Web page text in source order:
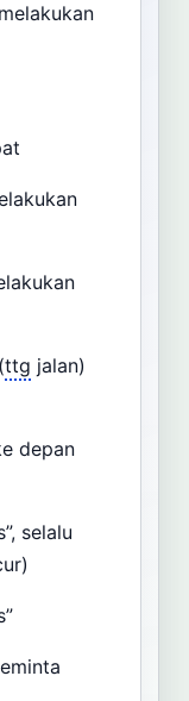
melakukan
ttg jalan)
depan
selalu